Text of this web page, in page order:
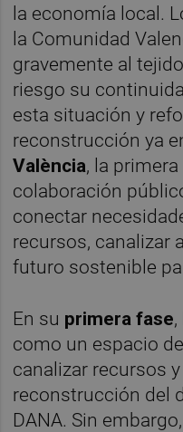
la economía local.
la Comunidad
gravemente al
riesgo su
esta situación y
reconstrucción ya
València, la
colaboración
conectar
recursos, canalizar
futuro sostenible
En su primera fase,
como un espacio
canalizar recursos
reconstrucción del
DANA. Sin